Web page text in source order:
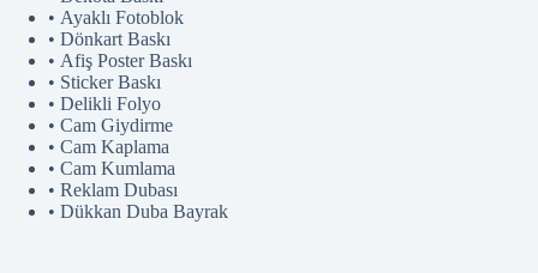
• Ayaklı Fotoblok
• Dönkart Baskı
• Afiş Poster Baskı
• Sticker Baskı
• Delikli Folyo
• Cam Giydirme
• Cam Kaplama
• Cam Kumlama
• Reklam Dubası
• Dükkan Duba Bayrak